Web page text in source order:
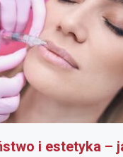
i estetyka –